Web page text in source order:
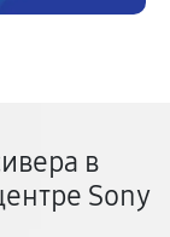
в
Sony